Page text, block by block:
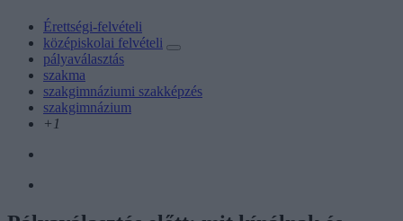
Érettségi-felvételi
középiskolai felvételi
pályaválasztás
szakma
szakgimnáziumi szakképzés
szakgimnázium
+1